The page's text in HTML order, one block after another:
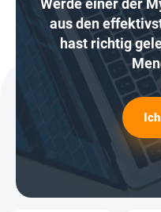
Werde einer der
aus den
hast richtig